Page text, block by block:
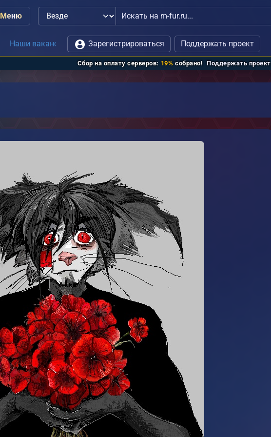
Меню
илисвязь с администрациейЗарегистрироваться Поддержать проект
Сбор на оплату серверов: 19% собрано! Поддержать проект